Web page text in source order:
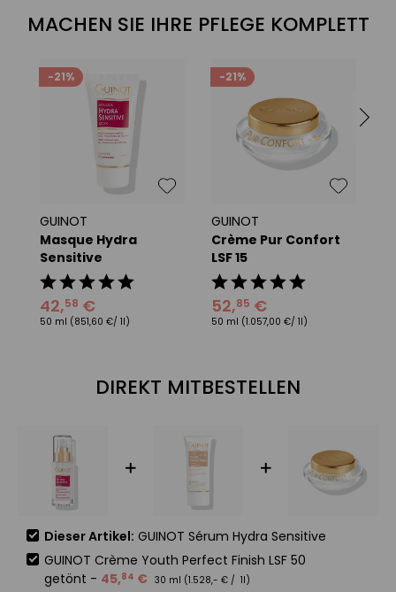
MACHEN SIE IHRE PFLEGE KOMPLETT
-21%
GUINOT
Masque Hydra
Sensitive
42,58 €
50 ml (851,60 €/ 1l)
-21%
GUINOT
Crème Pur Confort
LSF 15
52,85 €
50 ml (1.057,00 €/ 1l)
DIREKT MITBESTELLEN
Dieser Artikel: GUINOT Sérum Hydra Sensitive
GUINOT Crème Youth Perfect Finish LSF 50
getönt - 45,84 € 30 ml (1.528,- € / 1l)